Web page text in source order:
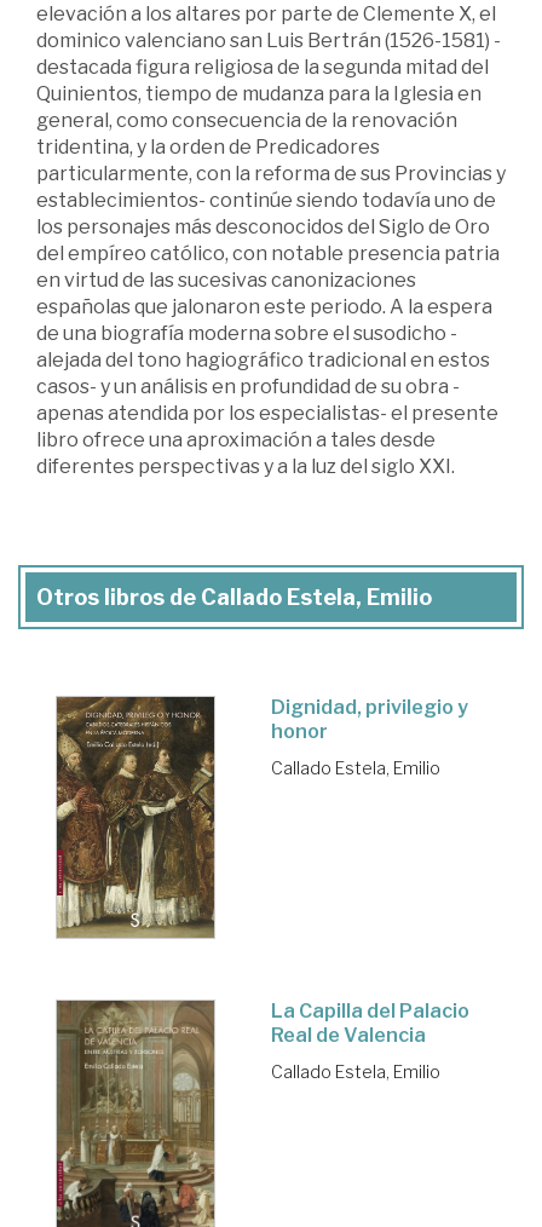
elevación a los altares por parte de Clemente X, el
dominico valenciano san Luis Bertrán (1526-1581) -
destacada figura religiosa de la segunda mitad del
Quinientos, tiempo de mudanza para la Iglesia en
general, como consecuencia de la renovación
tridentina, y la orden de Predicadores
particularmente, con la reforma de sus Provincias y
establecimientos- continúe siendo todavía uno de
los personajes más desconocidos del Siglo de Oro
del empíreo católico, con notable presencia patria
en virtud de las sucesivas canonizaciones
españolas que jalonaron este periodo. A la espera
de una biografía moderna sobre el susodicho -
alejada del tono hagiográfico tradicional en estos
casos- y un análisis en profundidad de su obra -
apenas atendida por los especialistas- el presente
libro ofrece una aproximación a tales desde
diferentes perspectivas y a la luz del siglo XXI.
Otros libros de Callado Estela, Emilio
Dignidad, privilegio y
honor
Callado Estela, Emilio
La Capilla del Palacio
Real de Valencia
Callado Estela, Emilio